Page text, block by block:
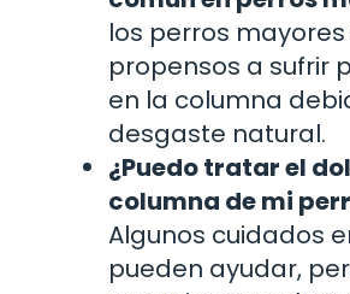
los perros
propensos a sufrir
en la columna
desgaste natural.
¿Puedo tratar el
columna de mi
Algunos cuidados
pueden ayudar,